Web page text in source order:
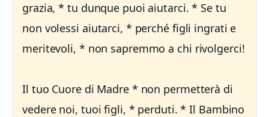
grazia, * tu dunque puoi aiutarci. * Se tu
non volessi aiutarci, * perché figli ingrati e
meritevoli, * non sapremmo a chi rivolgerci!
Il tuo Cuore di Madre * non permetterà di
vedere noi, tuoi figli, * perduti. * Il Bambino